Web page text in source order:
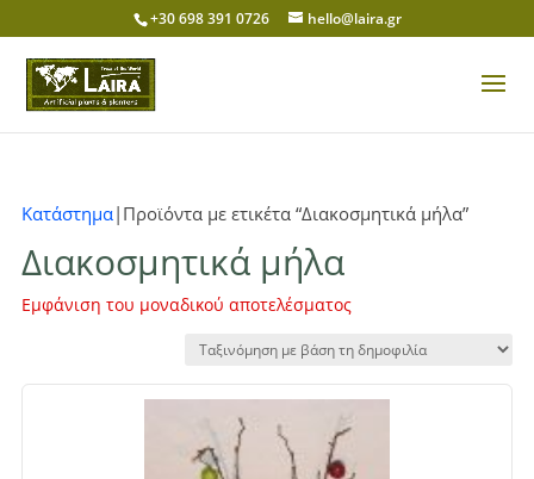
+30 698 391 0726 hello@laira.gr
Κατάστημα|Προϊόντα με ετικέτα “Διακοσμητικά μήλα”
Διακοσμητικά μήλα
Εμφάνιση του μοναδικού αποτελέσματος